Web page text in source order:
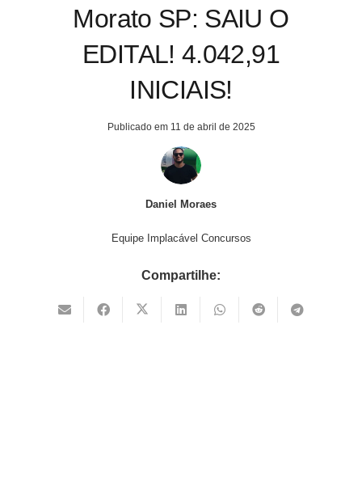
Morato SP: SAIU O
EDITAL! 4.042,91
INICIAIS!
Publicado em 11 de abril de 2025
Daniel Moraes
Equipe Implacável Concursos
Compartilhe: